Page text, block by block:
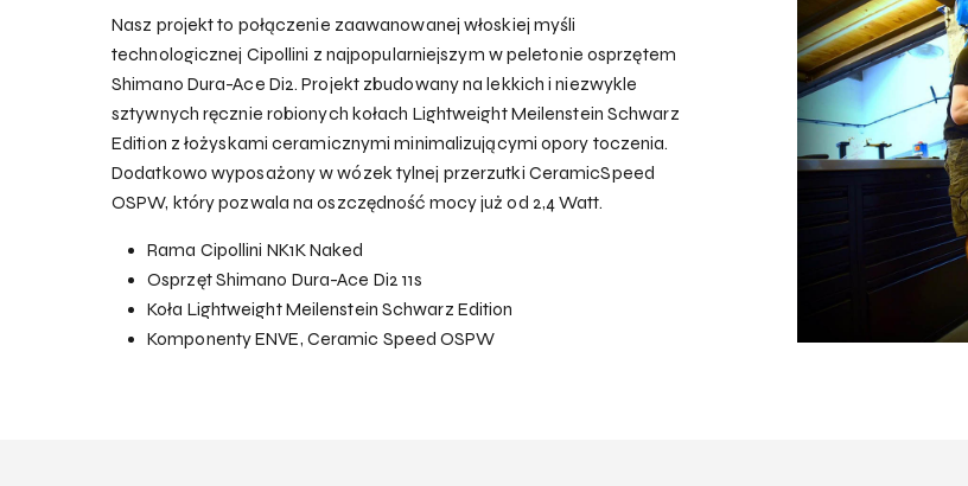
Nasz projekt to połączenie zaawanowanej włoskiej myśli
technologicznej Cipollini z najpopularniejszym w peletonie osprzętem
Shimano Dura-Ace Di2. Projekt zbudowany na lekkich i niezwykle
sztywnych ręcznie robionych kołach Lightweight Meilenstein Schwarz
Edition z łożyskami ceramicznymi minimalizującymi opory toczenia.
Dodatkowo wyposażony w wózek tylnej przerzutki CeramicSpeed
OSPW, który pozwala na oszczędność mocy już od 2,4 Watt.
Rama Cipollini NK1K Naked
Osprzęt Shimano Dura-Ace Di2 11s
Koła Lightweight Meilenstein Schwarz Edition
Komponenty ENVE, Ceramic Speed OSPW